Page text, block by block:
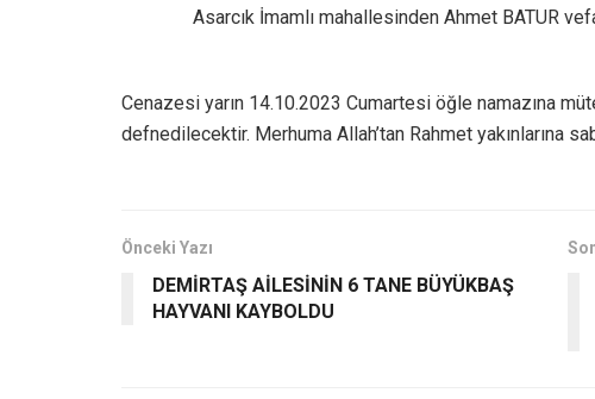
Asarcık İmamlı mahallesinden Ahmet BATUR
Cenazesi yarın 14.10.2023 Cumartesi öğle namazına
defnedilecektir. Merhuma Allah’tan Rahmet yakınlarına
Önceki Yazı
DEMİRTAŞ AİLESİNİN 6 TANE BÜYÜKBAŞ
HAYVANI KAYBOLDU